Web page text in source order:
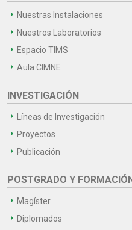
Nuestras Instalaciones
Nuestros Laboratorios
Espacio TIMS
Aula CIMNE
INVESTIGACIÓN
Líneas de Investigación
Proyectos
Publicación
POSTGRADO Y
Magíster
Diplomados